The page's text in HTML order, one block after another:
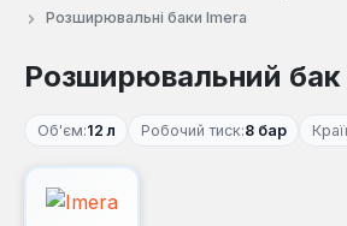
Розширювальні баки Imera
Розширювальний бак
Об'єм:12 л Робочий тиск:8 бар